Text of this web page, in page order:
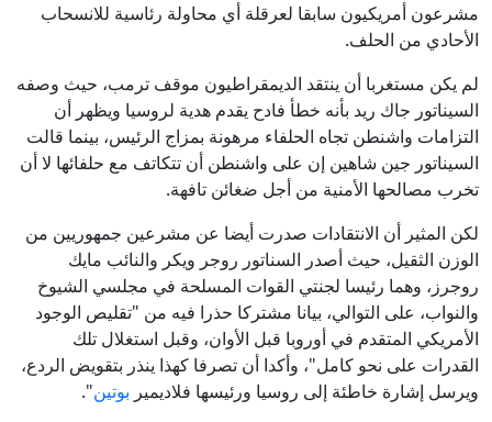
مشرعون أمريكيون سابقا لعرقلة أي محاولة رئاسية للانسحاب
الأحادي من الحلف.
لم يكن مستغربا أن ينتقد الديمقراطيون موقف ترمب، حيث وصفه
السيناتور جاك ريد بأنه خطأ فادح يقدم هدية لروسيا ويظهر أن
التزامات واشنطن تجاه الحلفاء مرهونة بمزاج الرئيس، بينما قالت
السيناتور جين شاهين إن على واشنطن أن تتكاتف مع حلفائها لا أن
تخرب مصالحها الأمنية من أجل ضغائن تافهة.
لكن المثير أن الانتقادات صدرت أيضا عن مشرعين جمهوريين من
الوزن الثقيل، حيث أصدر السناتور روجر ويكر والنائب ⁠⁠⁠⁠مايك
روجرز، وهما رئيسا لجنتي القوات المسلحة في مجلسي الشيوخ
والنواب، على التوالي، بيانا مشتركا حذرا فيه من "تقليص الوجود
الأمريكي المتقدم في أوروبا قبل الأوان، وقبل استغلال تلك
القدرات على نحو كامل"، وأكدا أن تصرفا كهذا ينذر بتقويض الردع،
ويرسل إشارة خاطئة إلى روسيا ورئيسها فلاديمير بوتين".